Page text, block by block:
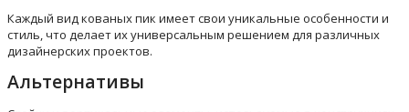
Каждый вид кованых пик имеет свои уникальные особенности и
стиль, что делает их универсальным решением для различных
дизайнерских проектов.
Альтернативы